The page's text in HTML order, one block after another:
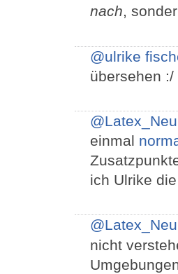
nach,
@ulrike
übersehen :/
einmal
ich Ulrike
nicht